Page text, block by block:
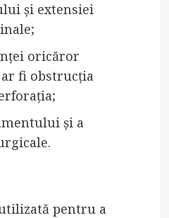
și extensiei
oricăror
fi obstrucția
și a
pentru a